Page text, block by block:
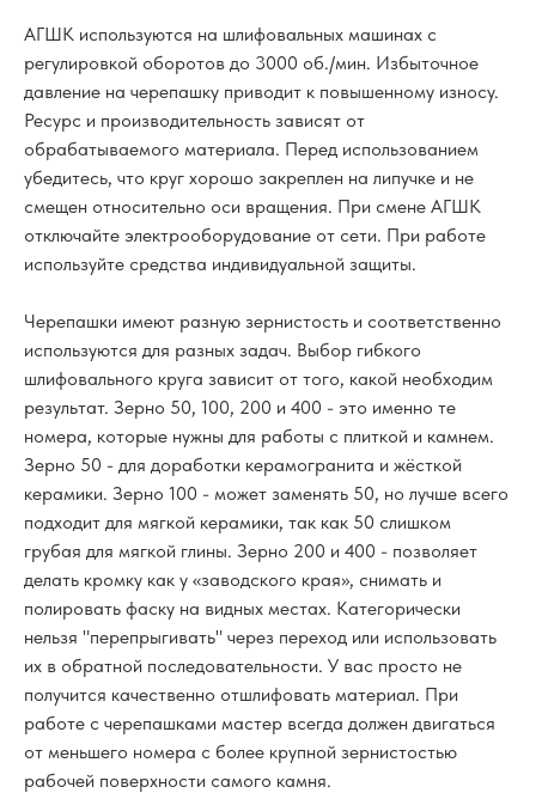
АГШК используются на шлифовальных машинах с
регулировкой оборотов до 3000 об./мин. Избыточное
давление на черепашку приводит к повышенному износу.
Ресурс и производительность зависят от
обрабатываемого материала. Перед использованием
убедитесь, что круг хорошо закреплен на липучке и не
смещен относительно оси вращения. При смене АГШК
отключайте электрооборудование от сети. При работе
используйте средства индивидуальной защиты.
Черепашки имеют разную зернистость и соответственно
используются для разных задач. Выбор гибкого
шлифовального круга зависит от того, какой необходим
результат. Зерно 50, 100, 200 и 400 - это именно те
номера, которые нужны для работы с плиткой и камнем.
Зерно 50 - для доработки керамогранита и жёсткой
керамики. Зерно 100 - может заменять 50, но лучше всего
подходит для мягкой керамики, так как 50 слишком
грубая для мягкой глины. Зерно 200 и 400 - позволяет
делать кромку как у «заводского края», снимать и
полировать фаску на видных местах. Категорически
нельзя "перепрыгивать" через переход или использовать
их в обратной последовательности. У вас просто не
получится качественно отшлифовать материал. При
работе с черепашками мастер всегда должен двигаться
от меньшего номера с более крупной зернистостью
рабочей поверхности самого камня.